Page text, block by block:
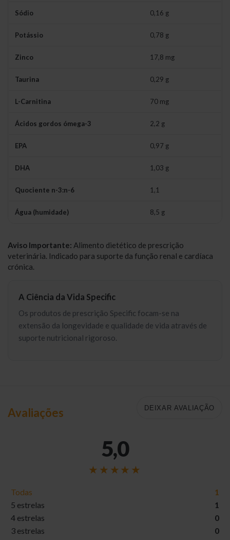
Sódio 0,16 g
Potássio 0,78 g
Zinco 17,8 mg
Taurina 0,29 g
L-Carnitina 70 mg
Ácidos gordos ómega-3 2,2 g
EPA 0,97 g
DHA 1,03 g
Quociente n-3:n-6 1,1
Água (humidade) 8,5 g
Aviso Importante: Alimento dietético de prescrição
veterinária. Indicado para suporte da função renal e cardíaca
crónica.
A Ciência da Vida Specific
Os produtos de prescrição Specific focam-se na
extensão da longevidade e qualidade de vida através de
suporte nutricional rigoroso.
Avaliações DEIXAR AVALIAÇÃO
5,0
Todas
1
5 estrelas
1
4 estrelas
0
3 estrelas
0